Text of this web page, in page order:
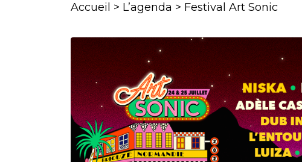
Accueil > L’agenda > Festival Art Sonic